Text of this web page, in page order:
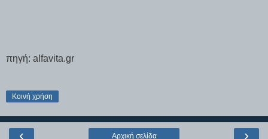
πηγή: alfavita.gr
Κοινή χρήση
‹ ›
Αρχική σελίδα